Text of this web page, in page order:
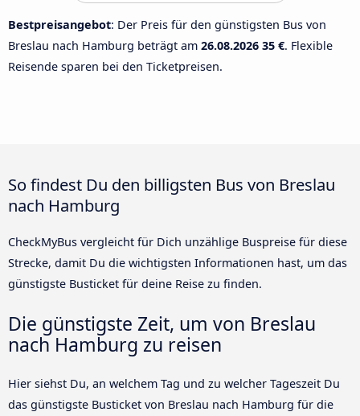
Bestpreisangebot: Der Preis für den günstigsten Bus von
Breslau nach Hamburg beträgt am 26.08.2026 35 €. Flexible
Reisende sparen bei den Ticketpreisen.
So findest Du den billigsten Bus von Breslau
nach Hamburg
CheckMyBus vergleicht für Dich unzählige Buspreise für diese
Strecke, damit Du die wichtigsten Informationen hast, um das
günstigste Busticket für deine Reise zu finden.
Die günstigste Zeit, um von Breslau
nach Hamburg zu reisen
Hier siehst Du, an welchem Tag und zu welcher Tageszeit Du
das günstigste Busticket von Breslau nach Hamburg für die